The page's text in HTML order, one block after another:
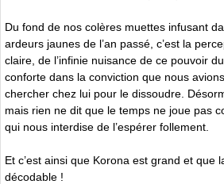
Du fond de nos colères muettes infusant
ardeurs jaunes de l’an passé, c’est la
claire, de l’infinie nuisance de ce pouvoir
conforte dans la conviction que nous
chercher chez lui pour le dissoudre.
mais rien ne dit que le temps ne joue pas
qui nous interdise de l’espérer follement.
Et c’est ainsi que Korona est grand et que
décodable !